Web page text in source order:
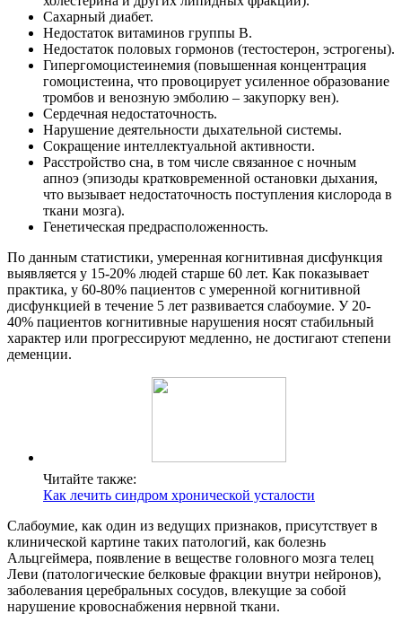
Сахарный диабет.
Недостаток витаминов группы B.
Недостаток половых гормонов (тестостерон, эстрогены).
Гипергомоцистеинемия (повышенная концентрация
гомоцистеина, что провоцирует усиленное образование
тромбов и венозную эмболию – закупорку вен).
Сердечная недостаточность.
Нарушение деятельности дыхательной системы.
Сокращение интеллектуальной активности.
Расстройство сна, в том числе связанное с ночным
апноэ (эпизоды кратковременной остановки дыхания,
что вызывает недостаточность поступления кислорода в
ткани мозга).
Генетическая предрасположенность.
По данным статистики, умеренная когнитивная дисфункция
выявляется у 15-20% людей старше 60 лет. Как показывает
практика, у 60-80% пациентов с умеренной когнитивной
дисфункцией в течение 5 лет развивается слабоумие. У 20-
40% пациентов когнитивные нарушения носят стабильный
характер или прогрессируют медленно, не достигают степени
деменции.
Читайте также:
Как лечить синдром хронической усталости
Слабоумие, как один из ведущих признаков, присутствует в
клинической картине таких патологий, как болезнь
Альцгеймера, появление в веществе головного мозга телец
Леви (патологические белковые фракции внутри нейронов),
заболевания церебральных сосудов, влекущие за собой
нарушение кровоснабжения нервной ткани.